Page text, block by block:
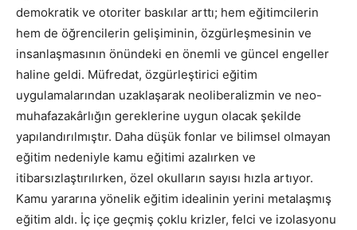
demokratik ve otoriter baskılar arttı; hem eğitimcilerin
hem de öğrencilerin gelişiminin, özgürleşmesinin ve
insanlaşmasının önündeki en önemli ve güncel engeller
haline geldi. Müfredat, özgürleştirici eğitim
uygulamalarından uzaklaşarak neoliberalizmin ve neo-
muhafazakârlığın gereklerine uygun olacak şekilde
yapılandırılmıştır. Daha düşük fonlar ve bilimsel olmayan
eğitim nedeniyle kamu eğitimi azalırken ve
itibarsızlaştırılırken, özel okulların sayısı hızla artıyor.
Kamu yararına yönelik eğitim idealinin yerini metalaşmış
eğitim aldı. İç içe geçmiş çoklu krizler, felci ve izolasyonu